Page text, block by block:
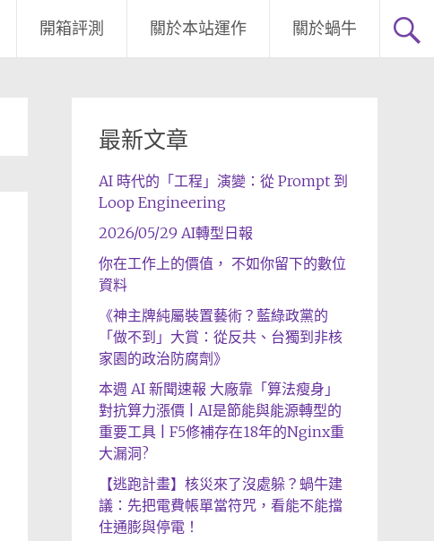
開箱評測 關於本站運作 關於蝸牛
最新文章
AI 時代的「工程」演變：從 Prompt 到
Loop Engineering
2026/05/29 AI轉型日報
你在工作上的價值， 不如你留下的數位
資料
《神主牌純屬裝置藝術？藍綠政黨的
「做不到」大賞：從反共、台獨到非核
家園的政治防腐劑》
本週 AI 新聞速報 大廠靠「算法瘦身」
對抗算力漲價 | AI是節能與能源轉型的
重要工具 | F5修補存在18年的Nginx重
大漏洞?
【逃跑計畫】核災來了沒處躲？蝸牛建
議：先把電費帳單當符咒，看能不能擋
住通膨與停電！